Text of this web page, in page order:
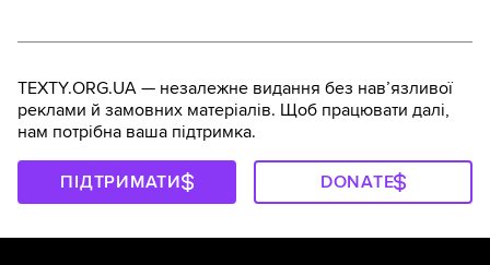
TEXTY.ORG.UA — незалежне видання без навʼязливої
реклами й замовних матеріалів. Щоб працювати далі,
нам потрібна ваша підтримка.
ПІДТРИМАТИ DONATE